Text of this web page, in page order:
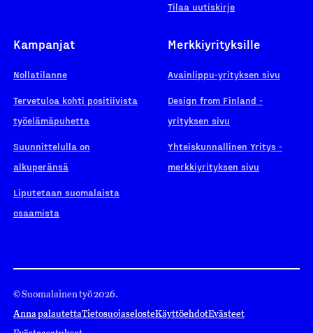
Tilaa uutiskirje
Kampanjat
Nollatilanne
Tervetuloa kohti positiivista
työelämäpuhetta
Suunnittelulla on
alkuperänsä
Liputetaan suomalaista
osaamista
Merkkiyrityksille
Avainlippu-yrityksen sivu
Design from Finland -
yrityksen sivu
Yhteiskunnallinen Yritys -
merkkiyrityksen sivu
© Suomalainen työ 2026.
Anna palautettaTietosuojaselosteKäyttöehdotEvästeet